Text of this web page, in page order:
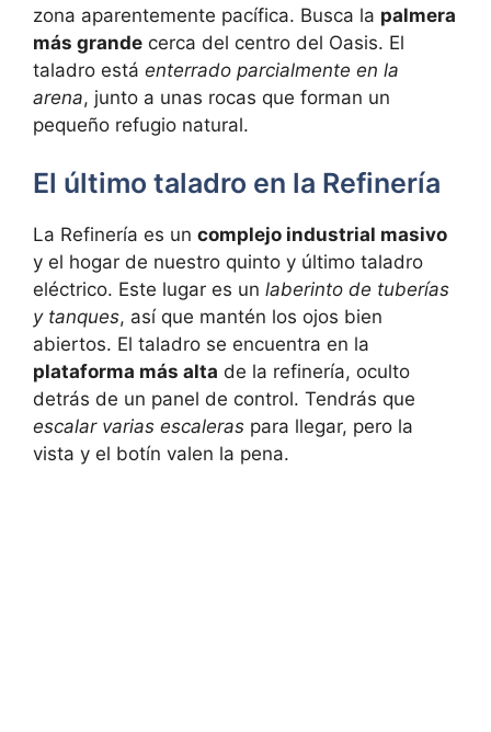
zona aparentemente pacífica. Busca la palmera
más grande cerca del centro del Oasis. El
taladro está enterrado parcialmente en la
arena, junto a unas rocas que forman un
pequeño refugio natural.
El último taladro en la Refinería
La Refinería es un complejo industrial masivo
y el hogar de nuestro quinto y último taladro
eléctrico. Este lugar es un laberinto de tuberías
y tanques, así que mantén los ojos bien
abiertos. El taladro se encuentra en la
plataforma más alta de la refinería, oculto
detrás de un panel de control. Tendrás que
escalar varias escaleras para llegar, pero la
vista y el botín valen la pena.